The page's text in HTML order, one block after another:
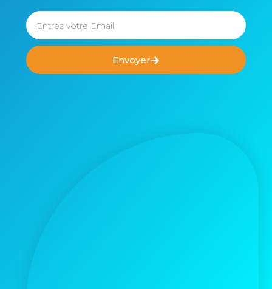
Envoyer